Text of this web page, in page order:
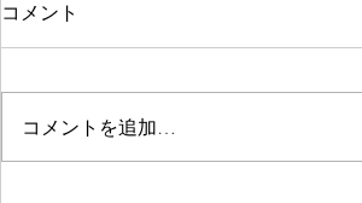
コメント
コメントを追加…